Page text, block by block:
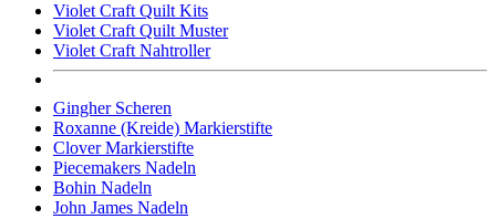
Violet Craft Quilt Kits
Violet Craft Quilt Muster
Violet Craft Nahtroller
Gingher Scheren
Roxanne (Kreide) Markierstifte
Clover Markierstifte
Piecemakers Nadeln
Bohin Nadeln
John James Nadeln